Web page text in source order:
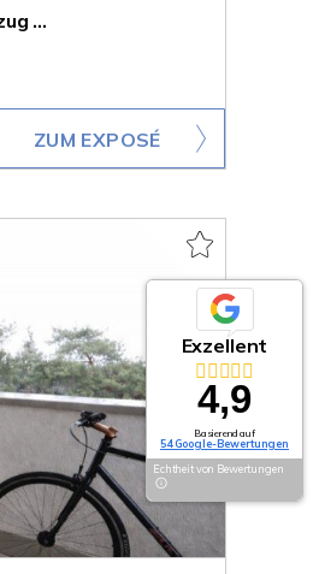
...
ZUM EXPOSÉ
Exzellent
4,9
Basierend auf
54 Google-Bewertungen
Echtheit von Bewertungen